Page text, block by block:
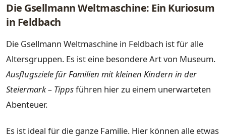
Die Gsellmann Weltmaschine: Ein Kuriosum
in Feldbach
Die Gsellmann Weltmaschine in Feldbach ist für alle
Altersgruppen. Es ist eine besondere Art von Museum.
Ausflugsziele für Familien mit kleinen Kindern in der
Steiermark – Tippsführen hier zu einem unerwarteten
Abenteuer.
Es ist ideal für die ganze Familie. Hier können alle etwas